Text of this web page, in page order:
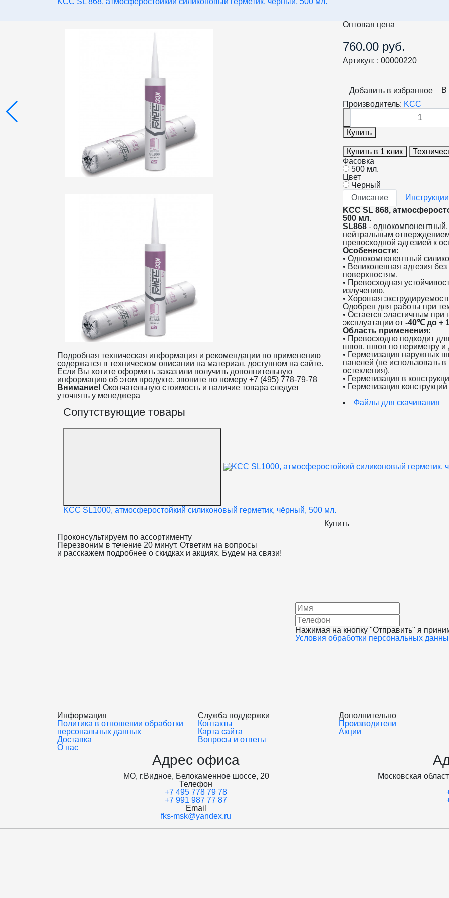
Подробная техническая информация и рекомендации по применению
содержатся в техническом описании на материал, доступном на сайте.
Если Вы хотите оформить заказ или получить дополнительную
информацию об этом продукте, звоните по номеру +7 (495) 778-79-78
Внимание! Окончательную стоимость и наличие товара следует
уточнять у менеджера
Оптовая цена
760.00 руб.
Артикул: : 00000220
Добавить в избранное
В
Производитель: KCC
Купить
Купить в 1 клик
Фасовка
500 мл.
Цвет
Черный
Описание
KCC SL 868,
500 мл.
SL868 -
нейтральным
превосходной адгезией к
Особенности:
• Однокомпонентный
• Великолепная адгезия
поверхностям.
• Превосходная
излучению.
• Хорошая
Одобрен для работы при
• Остается эластичным при
эксплуатации от -40℃ до +
Область применения:
• Превосходно подходит
швов, швов по периметру и
• Герметизация наружных
панелей (не использовать в
остекления).
• Герметизация в
• Герметизация
Файлы для скачивания
Сопутствующие товары
KCC SL1000, атмосферостойкий силиконовый герметик, чёрный, 500 мл.
Купить
Проконсультируем по ассортименту
Перезвоним в течение 20 минут. Ответим на вопросы
и расскажем подробнее о скидках и акциях. Будем на связи!
Нажимая на кнопку "Отправить" я
Условия обработки персональных
Информация
Политика в отношении обработки
персональных данных
Доставка
О нас
Служба поддержки
Контакты
Карта сайта
Вопросы и ответы
Дополнительно
Производители
Акции
Адрес офиса
МО, г.Видное, Белокаменное шоссе, 20
Телефон
+7 495 778 79 78
+7 991 987 77 87
Email
fks-msk@yandex.ru
Московская